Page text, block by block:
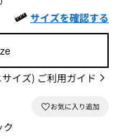
サイズを確認する
イズ) ご利用ガイド